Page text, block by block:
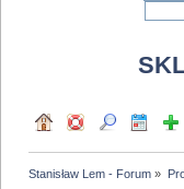
Stanisław Lem - Forum »